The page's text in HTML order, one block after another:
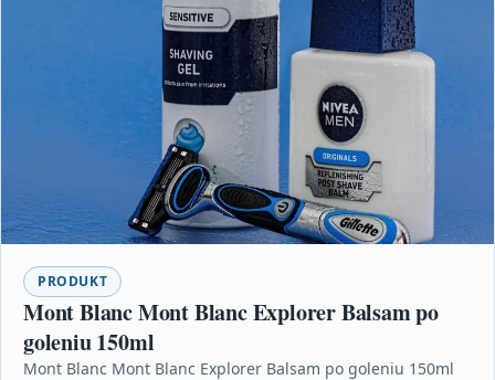
PRODUKT
Mont Blanc Mont Blanc Explorer Balsam po
goleniu 150ml
Mont Blanc Mont Blanc Explorer Balsam po goleniu 150ml